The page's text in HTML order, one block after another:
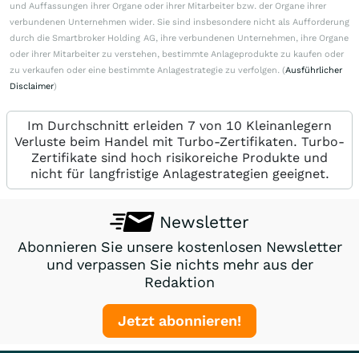
und Auffassungen ihrer Organe oder ihrer Mitarbeiter bzw. der Organe ihrer
verbundenen Unternehmen wider. Sie sind insbesondere nicht als Aufforderung
durch die Smartbroker Holding AG, ihre verbundenen Unternehmen, ihre Organe
oder ihrer Mitarbeiter zu verstehen, bestimmte Anlageprodukte zu kaufen oder
zu verkaufen oder eine bestimmte Anlagestrategie zu verfolgen. (Ausführlicher
Disclaimer)
Im Durchschnitt erleiden 7 von 10 Kleinanlegern
Verluste beim Handel mit Turbo-Zertifikaten. Turbo-
Zertifikate sind hoch risikoreiche Produkte und
nicht für langfristige Anlagestrategien geeignet.
Newsletter
Abonnieren Sie unsere kostenlosen Newsletter
und verpassen Sie nichts mehr aus der
Redaktion
Jetzt abonnieren!